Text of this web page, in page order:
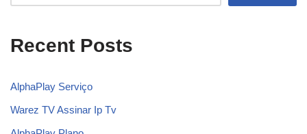
Recent Posts
AlphaPlay Serviço
Warez TV Assinar Ip Tv